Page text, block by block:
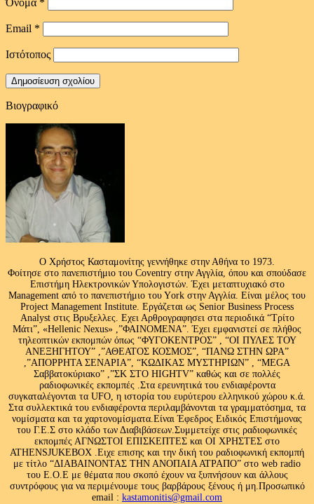
Όνομα *
Email *
Ιστότοπος
Βιογραφικό
Ο Χρήστος Κασταμονίτης γεννήθηκε στην Αθήνα το 1973.
Φοίτησε στο πανεπιστήμιο του Coventry στην Αγγλία, όπου και σπούδασε
Επιστήμη Ηλεκτρονικών Υπολογιστών. Έχει μεταπτυχιακό στο
Management από το πανεπιστήμιο του Υork στην Αγγλία. Είναι μέλος του
Project Management Institute. Εργάζεται ως Senior Business Process
Analyst στις Βρυξελλες. Εχει Αρθρογραφησει στα περιοδικά “Τρίτο
Μάτι”, «Hellenic Nexus» ,”ΦΑΙΝΟΜΕΝΑ”. Έχει εμφανιστεί σε πλήθος
τηλεοπτικών εκπομπών όπως “ΦΥΓΟΚΕΝΤΡΟΣ” , “ΟΙ ΠΥΛΕΣ ΤΟΥ
ΑΝΕΞΗΓΗΤΟΥ” ,”ΑΘΕΑΤΟΣ ΚΟΣΜΟΣ”, “ΠΑΝΩ ΣΤΗΝ ΩΡΑ”
,”ΑΠΟΡΡΗΤΑ ΣΕΝΑΡΙΑ”, “ΚΩΔΙΚΑΣ ΜΥΣΤΗΡΙΩΝ” , “MEGA
Σαββατοκύριακο” ,”ΣΚ ΣΤΟ HIGHTV” καθώς και σε πολλές
ραδιοφωνικές εκπομπές .Στα ερευνητικά του ενδιαφέροντα
συγκαταλέγονται τα UFO, η ιστορία του ευρύτερου ελληνικού χώρου κ.ά.
Στα συλλεκτικά του ενδιαφέροντα περιλαμβάνονται τα γραμματόσημα, τα
νομίσματα και τα χαρτονομίσματα.Είναι Έφεδρος Ειδικός Επιστήμονας
του Γ.Ε.Σ στο κλάδο των Διαβιβάσεων.Συμμετείχε στις ραδιοφωνικές
εκπομπές ΑΓΝΩΣΤΟΙ ΕΠΙΣΚΕΠΤΕΣ και ΟΙ ΧΡΗΣΤΕΣ στο
ATHENSJUKEBOX .Ειχε επισης και την δική του ραδιοφωνική εκπομπή
με τίτλο “ΔΙΑΒΑΙΝΟΝΤΑΣ ΤΗΝ ΑΝΟΠΑΙΑ ΑΤΡΑΠΟ” στο web radio
του Ε.Ο.Ε με θέματα που σκοπό έχουν να ξυπνήσουν και άλλους
συντρόφους για να περιμένουμε τους βαρβάρους ξένους ή μη.Προσωπικό
email : kastamonitis@gmail.com